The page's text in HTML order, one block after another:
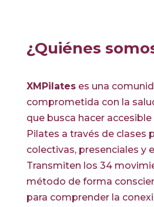
¿Quiénes
XMPilateses una
comprometida con la
que busca hacer
Pilates a través de clases
colectivas, presenciales y
Transmiten los 34
método de forma
para comprender la